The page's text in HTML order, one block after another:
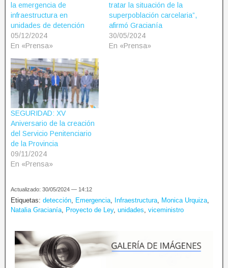
la emergencia de
infraestructura en
unidades de detención
05/12/2024
En «Prensa»
tratar la situación de la
superpoblación carcelaria”,
afirmó Gracianía
30/05/2024
En «Prensa»
SEGURIDAD: XV
Aniversario de la creación
del Servicio Penitenciario
de la Provincia
09/11/2024
En «Prensa»
Actualizado: 30/05/2024 — 14:12
Etiquetas: detección, Emergencia, Infraestructura, Monica Urquiza,
Natalia Gracianía, Proyecto de Ley, unidades, viceministro